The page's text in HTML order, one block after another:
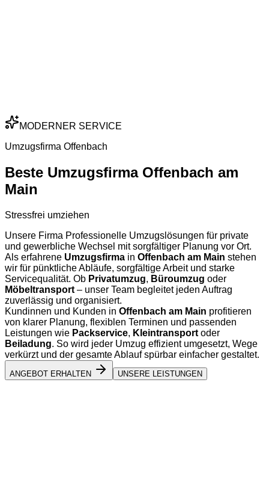
MODERNER SERVICE
Umzugsfirma Offenbach
Beste Umzugsfirma Offenbach am
Main
Stressfrei umziehen
Unsere Firma Professionelle Umzugslösungen für private
und gewerbliche Wechsel mit sorgfältiger Planung vor Ort.
Als erfahrene Umzugsfirma in Offenbach am Main stehen
wir für pünktliche Abläufe, sorgfältige Arbeit und starke
Servicequalität. Ob Privatumzug, Büroumzug oder
Möbeltransport – unser Team begleitet jeden Auftrag
zuverlässig und organisiert.
Kundinnen und Kunden in Offenbach am Main profitieren
von klarer Planung, flexiblen Terminen und passenden
Leistungen wie Packservice, Kleintransport oder
Beiladung. So wird jeder Umzug effizient umgesetzt, Wege
verkürzt und der gesamte Ablauf spürbar einfacher gestaltet.
ANGEBOT ERHALTEN UNSERE LEISTUNGEN